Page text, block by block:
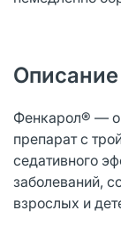
Описание
Фенкарол® —
препарат с
седативного
заболеваний,
взрослых и